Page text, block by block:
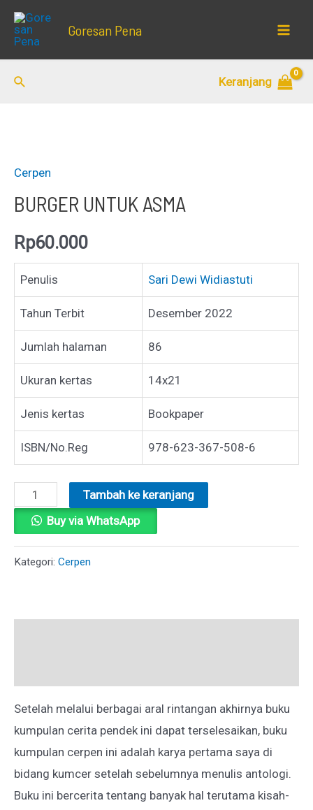
Lewati
Goresan Pena
Cari Keranjang
Cerpen
BURGER UNTUK ASMA
Rp60.000
Penulis Sari Dewi Widiastuti
Tahun Terbit Desember 2022
Jumlah halaman 86
Ukuran kertas 14x21
Jenis kertas Bookpaper
ISBN/No.Reg 978-623-367-508-6
Kuantitas
BURGER
UNTUK
ASMA
Tambah ke keranjang
Buy via WhatsApp
Kategori: Cerpen
Setelah melalui berbagai aral rintangan akhirnya buku
kumpulan cerita pendek ini dapat terselesaikan, buku
kumpulan cerpen ini adalah karya pertama saya di
bidang kumcer setelah sebelumnya menulis antologi.
Buku ini bercerita tentang banyak hal terutama kisah-